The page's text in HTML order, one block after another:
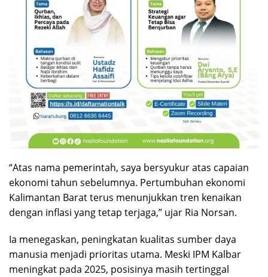
“Atas nama pemerintah, saya bersyukur atas capaian
ekonomi tahun sebelumnya. Pertumbuhan ekonomi
Kalimantan Barat terus menunjukkan tren kenaikan
dengan inflasi yang tetap terjaga,” ujar Ria Norsan.
Ia menegaskan, peningkatan kualitas sumber daya
manusia menjadi prioritas utama. Meski IPM Kalbar
meningkat pada 2025, posisinya masih tertinggal